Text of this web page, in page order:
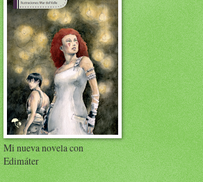
Mi nueva novela con
Edimáter